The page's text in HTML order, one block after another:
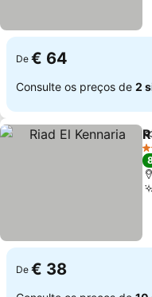
De € 64
Consulte os preços de 2
3
De € 38